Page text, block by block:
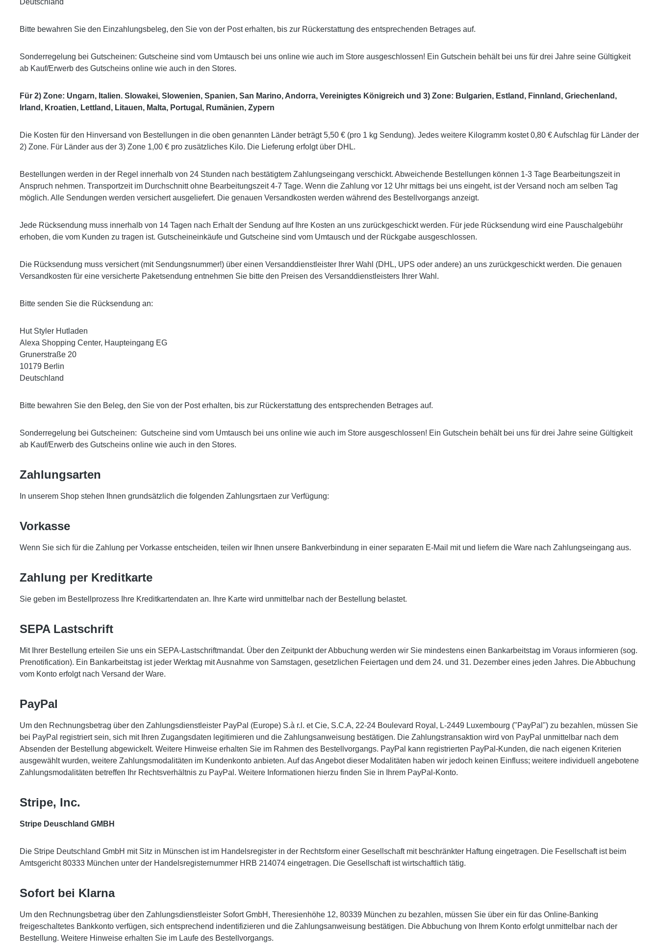
Deutschland
Bitte bewahren Sie den Einzahlungsbeleg, den Sie von der Post erhalten, bis zur Rückerstattung des entsprechenden Betrages auf.
Sonderregelung bei Gutscheinen: Gutscheine sind vom Umtausch bei uns online wie auch im Store ausgeschlossen! Ein Gutschein behält bei uns für drei Jahre seine Gültigkeit
ab Kauf/Erwerb des Gutscheins online wie auch in den Stores.
Für 2) Zone: Ungarn, Italien. Slowakei, Slowenien, Spanien, San Marino, Andorra, Vereinigtes Königreich und 3) Zone: Bulgarien, Estland, Finnland, Griechenland,
Irland, Kroatien, Lettland, Litauen, Malta, Portugal, Rumänien, Zypern
Die Kosten für den Hinversand von Bestellungen in die oben genannten Länder beträgt 5,50 € (pro 1 kg Sendung). Jedes weitere Kilogramm kostet 0,80 € Aufschlag für Länder der
2) Zone. Für Länder aus der 3) Zone 1,00 € pro zusätzliches Kilo. Die Lieferung erfolgt über DHL.
Bestellungen werden in der Regel innerhalb von 24 Stunden nach bestätigtem Zahlungseingang verschickt. Abweichende Bestellungen können 1-3 Tage Bearbeitungszeit in
Anspruch nehmen. Transportzeit im Durchschnitt ohne Bearbeitungszeit 4-7 Tage. Wenn die Zahlung vor 12 Uhr mittags bei uns eingeht, ist der Versand noch am selben Tag
möglich. Alle Sendungen werden versichert ausgeliefert. Die genauen Versandkosten werden während des Bestellvorgangs anzeigt.
Jede Rücksendung muss innerhalb von 14 Tagen nach Erhalt der Sendung auf Ihre Kosten an uns zurückgeschickt werden. Für jede Rücksendung wird eine Pauschalgebühr
erhoben, die vom Kunden zu tragen ist. Gutscheineinkäufe und Gutscheine sind vom Umtausch und der Rückgabe ausgeschlossen.
Die Rücksendung muss versichert (mit Sendungsnummer!) über einen Versanddienstleister Ihrer Wahl (DHL, UPS oder andere) an uns zurückgeschickt werden. Die genauen
Versandkosten für eine versicherte Paketsendung entnehmen Sie bitte den Preisen des Versanddienstleisters Ihrer Wahl.
Bitte senden Sie die Rücksendung an:
Hut Styler Hutladen
Alexa Shopping Center, Haupteingang EG
Grunerstraße 20
10179 Berlin
Deutschland
Bitte bewahren Sie den Beleg, den Sie von der Post erhalten, bis zur Rückerstattung des entsprechenden Betrages auf.
Sonderregelung bei Gutscheinen: Gutscheine sind vom Umtausch bei uns online wie auch im Store ausgeschlossen! Ein Gutschein behält bei uns für drei Jahre seine Gültigkeit
ab Kauf/Erwerb des Gutscheins online wie auch in den Stores.
Zahlungsarten
In unserem Shop stehen Ihnen grundsätzlich die folgenden Zahlungsrtaen zur Verfügung:
Vorkasse
Wenn Sie sich für die Zahlung per Vorkasse entscheiden, teilen wir Ihnen unsere Bankverbindung in einer separaten E-Mail mit und liefern die Ware nach Zahlungseingang aus.
Zahlung per Kreditkarte
Sie geben im Bestellprozess Ihre Kreditkartendaten an. Ihre Karte wird unmittelbar nach der Bestellung belastet.
SEPA Lastschrift
Mit Ihrer Bestellung erteilen Sie uns ein SEPA-Lastschriftmandat. Über den Zeitpunkt der Abbuchung werden wir Sie mindestens einen Bankarbeitstag im Voraus informieren (sog.
Prenotification). Ein Bankarbeitstag ist jeder Werktag mit Ausnahme von Samstagen, gesetzlichen Feiertagen und dem 24. und 31. Dezember eines jeden Jahres. Die Abbuchung
vom Konto erfolgt nach Versand der Ware.
PayPal
Um den Rechnungsbetrag über den Zahlungsdienstleister PayPal (Europe) S.à r.l. et Cie, S.C.A, 22-24 Boulevard Royal, L-2449 Luxembourg ("PayPal") zu bezahlen, müssen Sie
bei PayPal registriert sein, sich mit Ihren Zugangsdaten legitimieren und die Zahlungsanweisung bestätigen. Die Zahlungstransaktion wird von PayPal unmittelbar nach dem
Absenden der Bestellung abgewickelt. Weitere Hinweise erhalten Sie im Rahmen des Bestellvorgangs. PayPal kann registrierten PayPal-Kunden, die nach eigenen Kriterien
ausgewählt wurden, weitere Zahlungsmodalitäten im Kundenkonto anbieten. Auf das Angebot dieser Modalitäten haben wir jedoch keinen Einfluss; weitere individuell angebotene
Zahlungsmodalitäten betreffen Ihr Rechtsverhältnis zu PayPal. Weitere Informationen hierzu finden Sie in Ihrem PayPal-Konto.
Stripe, Inc.
Stripe Deuschland GMBH
Die Stripe Deutschland GmbH mit Sitz in Münschen ist im Handelsregister in der Rechtsform einer Gesellschaft mit beschränkter Haftung eingetragen. Die Fesellschaft ist beim
Amtsgericht 80333 München unter der Handelsregisternummer HRB 214074 eingetragen. Die Gesellschaft ist wirtschaftlich tätig.
Sofort bei Klarna
Um den Rechnungsbetrag über den Zahlungsdienstleister Sofort GmbH, Theresienhöhe 12, 80339 München zu bezahlen, müssen Sie über ein für das Online-Banking
freigeschaltetes Bankkonto verfügen, sich entsprechend indentifizieren und die Zahlungsanweisung bestätigen. Die Abbuchung von Ihrem Konto erfolgt unmittelbar nach der
Bestellung. Weitere Hinweise erhalten Sie im Laufe des Bestellvorgangs.